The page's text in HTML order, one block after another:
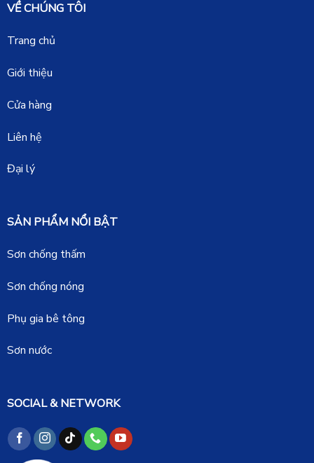
VỀ CHÚNG TÔI
Trang chủ
Giới thiệu
Cửa hàng
Liên hệ
Đại lý
SẢN PHẨM NỔI BẬT
Sơn chống thấm
Sơn chống nóng
Phụ gia bê tông
Sơn nước
SOCIAL & NETWORK